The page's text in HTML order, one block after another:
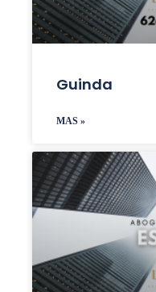
Guinda
MAS »